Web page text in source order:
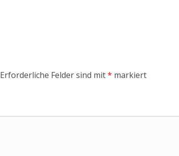
Erforderliche Felder sind mit* markiert